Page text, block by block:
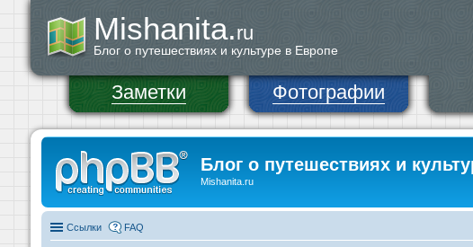
Mishanita.ru
Блог о путешествиях и культуре в Европе
Заметки Фотографии
Блог о путешествиях и
Mishanita.ru
Ссылки FAQ